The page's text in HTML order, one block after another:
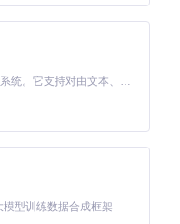
捕获指定区域的图像数
画面中的颗粒噪点
突出文字边缘
，就像侦探在分析线索
MiniMax H3 是一个通用的全模态生成系统。它支持对由文本、图像、视频和音频组成的多模态上下文进行统一理解，并能生成分辨率高达 2K、时长可达 15 秒的带原生立体声音频的视频。得益于面向任务泛化的系统设计，H3 在预训练阶段就已具备广泛的多模态上下文理解与生成能力，能够出色地执行复杂的多模态指令。
型训练数据合成框架